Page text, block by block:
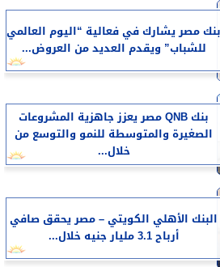
بنك مصر يشارك في فعالية “اليوم العالمي
للشباب” ويقدم العديد من العروض...
بنك QNB مصر يعزز جاهزية المشروعات
الصغيرة والمتوسطة للنمو والتوسع من
خلال...
البنك الأهلي الكويتي – مصر يحقق صافي
أرباح 3.1 مليار جنيه خلال...